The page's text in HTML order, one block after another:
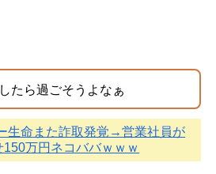
たら過ごそうよなぁ
生命また詐取発覚→営業社員が
万円ネコババｗｗｗ